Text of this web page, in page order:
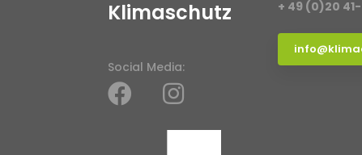
Klimaschutz
Social Media:
+ 49 (0)20